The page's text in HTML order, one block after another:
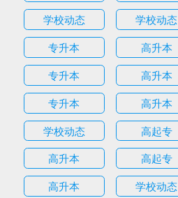
学校动态
学校动态
专升本
高升本
专升本
高升本
专升本
高升本
学校动态
高起专
高升本
高起专
高升本
学校动态